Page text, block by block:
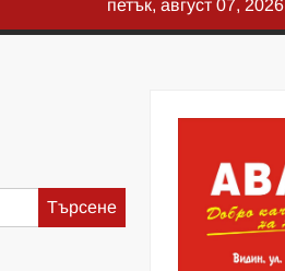
петък, август 07, 2026
Търсене
за: